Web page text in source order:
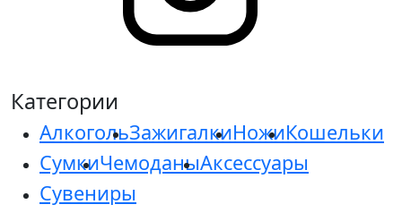
Категории
АлкогольЗажигалкиНожиКошельки
СумкиЧемоданыАксессуары
Сувениры